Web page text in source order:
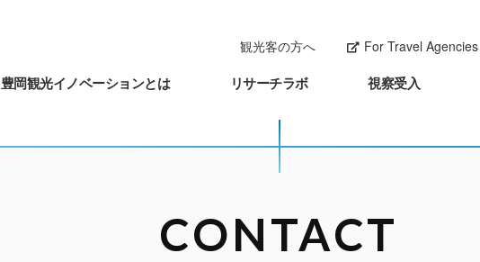
観光客の方へ For Travel
豊岡観光イノベーションとは リサーチラボ 視察受入
CONTACT